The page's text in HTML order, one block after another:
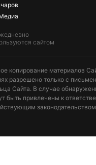
сайтом
копирование материалов
разрешено только с
Сайта. В случае
быть привлечены к